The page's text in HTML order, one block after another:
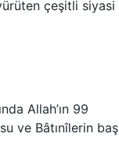
çeşitli siyasi
Allah’ın 99
ve Bâtınîlerin baş